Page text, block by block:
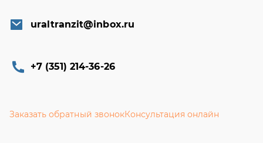
uraltranzit@inbox.ru
+7 (351) 214-36-26
Заказать обратный звонокКонсультация онлайн